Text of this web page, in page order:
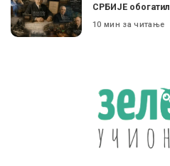
СРБИЈЕ
10 мин за читање